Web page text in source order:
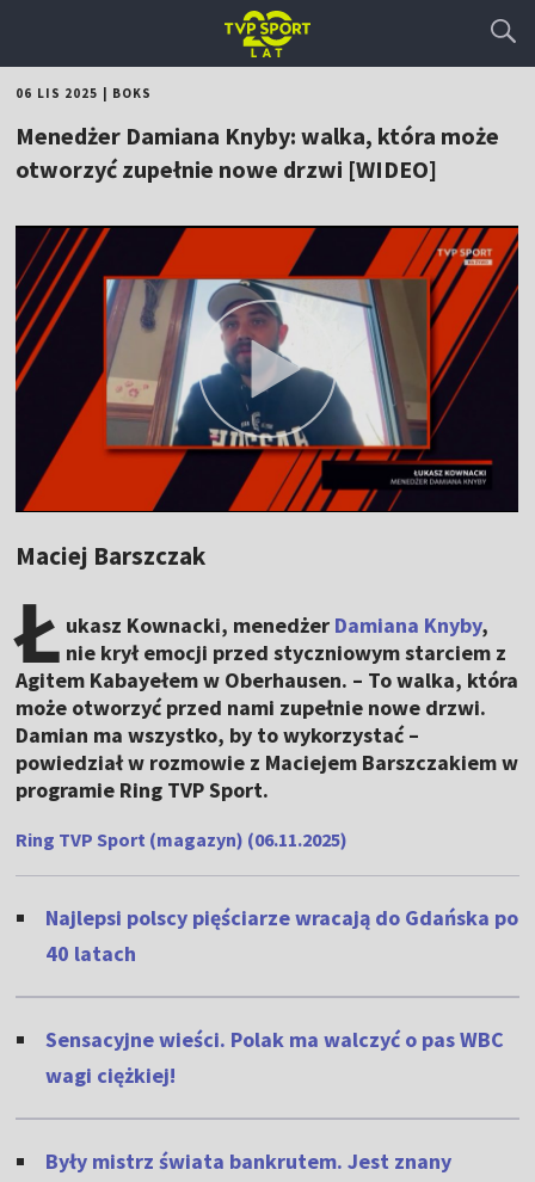
06 LIS 2025 BOKS
Menedżer Damiana Knyby: walka, która może
otworzyć zupełnie nowe drzwi [WIDEO]
Maciej Barszczak
Ł ukasz Kownacki, menedżer Damiana Knyby,
nie krył emocji przed styczniowym starciem z
Agitem Kabayełem w Oberhausen. – To walka, która
może otworzyć przed nami zupełnie nowe drzwi.
Damian ma wszystko, by to wykorzystać –
powiedział w rozmowie z Maciejem Barszczakiem w
programie Ring TVP Sport.
Ring TVP Sport (magazyn) (06.11.2025)
Najlepsi polscy pięściarze wracają do Gdańska po
40 latach
Sensacyjne wieści. Polak ma walczyć o pas WBC
wagi ciężkiej!
Były mistrz świata bankrutem. Jest znany